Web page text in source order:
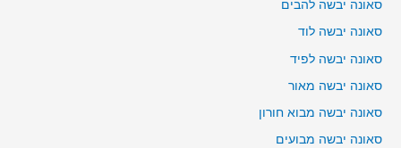
סאונה יבשה להבים
סאונה יבשה לוד
סאונה יבשה לפיד
סאונה יבשה מאור
סאונה יבשה מבוא חורון
סאונה יבשה מבועים